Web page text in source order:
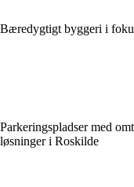
Bæredygtigt byggeri i
Parkeringspladser med
løsninger i Roskilde